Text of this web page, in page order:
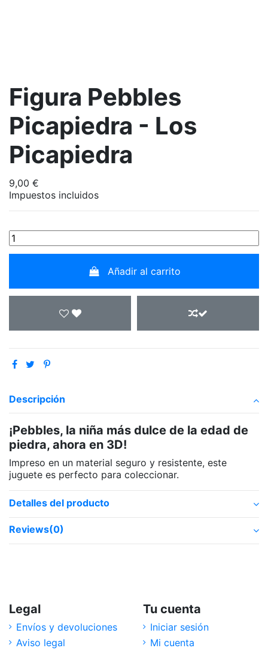
Figura Pebbles
Picapiedra - Los
Picapiedra
9,00 €
Impuestos incluidos
Añadir al carrito
Descripción
¡Pebbles, la niña más dulce de la edad de
piedra, ahora en 3D!
Impreso en un material seguro y resistente, este
juguete es perfecto para coleccionar.
Detalles del producto
Reviews(0)
Legal
Envíos y devoluciones
Aviso legal
Tu cuenta
Iniciar sesión
Mi cuenta